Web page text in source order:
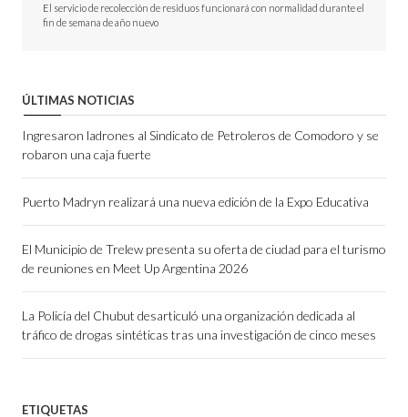
El servicio de recolección de residuos funcionará con normalidad durante el
fin de semana de año nuevo
ÚLTIMAS NOTICIAS
Ingresaron ladrones al Sindicato de Petroleros de Comodoro y se
robaron una caja fuerte
Puerto Madryn realizará una nueva edición de la Expo Educativa
El Municipio de Trelew presenta su oferta de ciudad para el turismo
de reuniones en Meet Up Argentina 2026
La Policía del Chubut desarticuló una organización dedicada al
tráfico de drogas sintéticas tras una investigación de cinco meses
ETIQUETAS